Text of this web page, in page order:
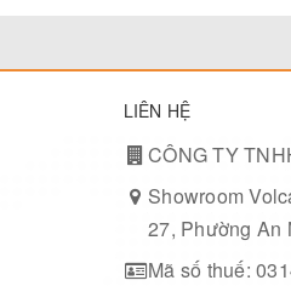
LIÊN HỆ
CÔNG TY
Showroom
27, Phường An
Mã số thuế: